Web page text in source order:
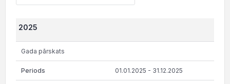
2025
Gada pārskats
01.01.2025 - 31.12.2025